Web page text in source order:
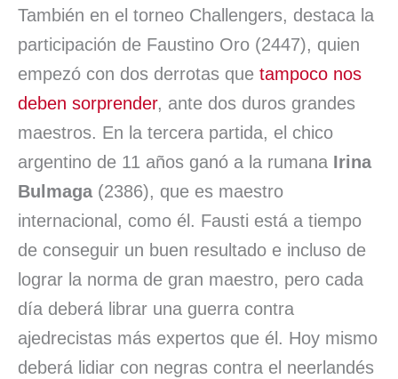
También en el torneo Challengers, destaca la
participación de Faustino Oro (2447), quien
empezó con dos derrotas que tampoco nos
deben sorprender, ante dos duros grandes
maestros. En la tercera partida, el chico
argentino de 11 años ganó a la rumana Irina
Bulmaga(2386), que es maestro
internacional, como él. Fausti está a tiempo
de conseguir un buen resultado e incluso de
lograr la norma de gran maestro, pero cada
día deberá librar una guerra contra
ajedrecistas más expertos que él. Hoy mismo
deberá lidiar con negras contra el neerlandés